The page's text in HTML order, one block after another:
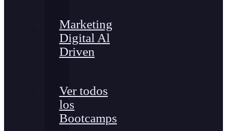
Marketing
Digital Al
Driven
Ver todos
los
Bootcamps